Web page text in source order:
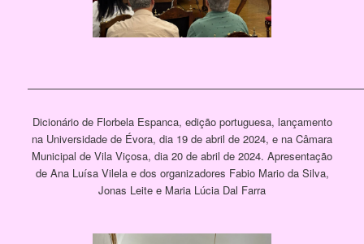
[SHOW PICTURE LIST]
Dicionário de Florbela Espanca, edição portuguesa, lançamento
na Universidade de Évora, dia 19 de abril de 2024, e na Câmara
Municipal de Vila Viçosa, dia 20 de abril de 2024. Apresentação
de Ana Luísa Vilela e dos organizadores Fabio Mario da Silva,
Jonas Leite e Maria Lúcia Dal Farra